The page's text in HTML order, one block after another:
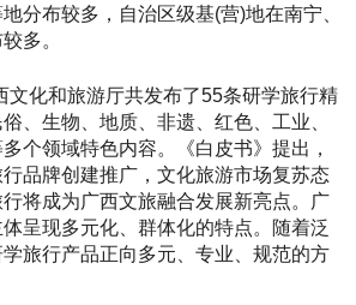
分布较多，自治区级基(营)地在南宁、
多。
化和旅游厅共发布了55条研学旅行精
、生物、地质、非遗、红色、工业、
个领域特色内容。《白皮书》提出，
品牌创建推广，文化旅游市场复苏态
将成为广西文旅融合发展新亮点。广
呈现多元化、群体化的特点。随着泛
旅行产品正向多元、专业、规范的方